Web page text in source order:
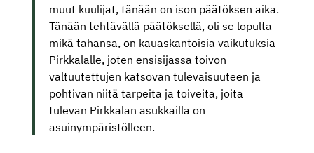
muut kuulijat, tänään on ison päätöksen aika.
Tänään tehtävällä päätöksellä, oli se lopulta
mikä tahansa, on kauaskantoisia vaikutuksia
Pirkkalalle, joten ensisijassa toivon
valtuutettujen katsovan tulevaisuuteen ja
pohtivan niitä tarpeita ja toiveita, joita
tulevan Pirkkalan asukkailla on
asuinympäristölleen.